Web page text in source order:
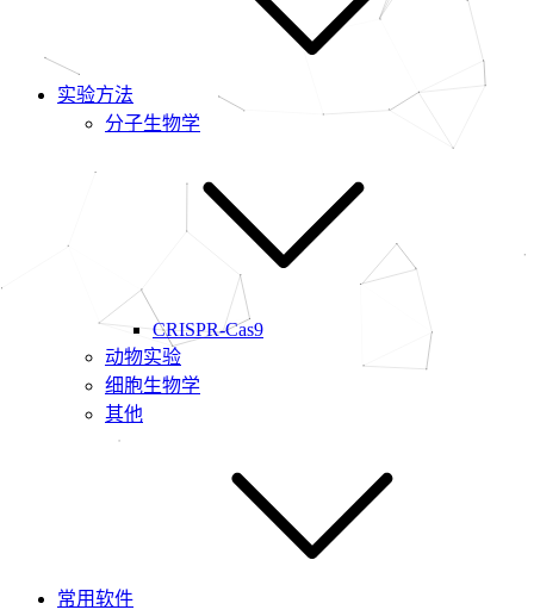
实验方法
分子生物学
CRISPR-Cas9
动物实验
细胞生物学
其他
常用软件